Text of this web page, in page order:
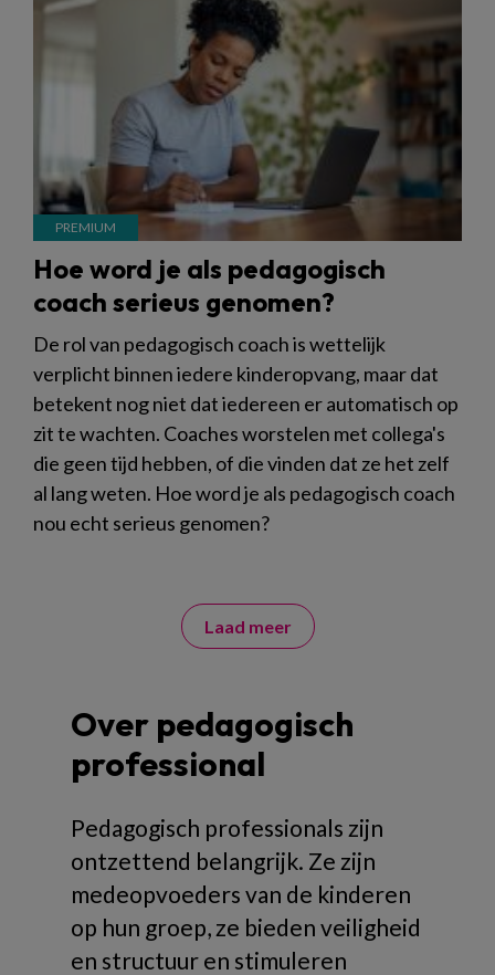
Hoe word je als pedagogisch
coach serieus genomen?
De rol van pedagogisch coach is wettelijk
verplicht binnen iedere kinderopvang, maar dat
betekent nog niet dat iedereen er automatisch op
zit te wachten. Coaches worstelen met collega's
die geen tijd hebben, of die vinden dat ze het zelf
al lang weten. Hoe word je als pedagogisch coach
nou echt serieus genomen?
Laad meer
Over pedagogisch
professional
Pedagogisch professionals zijn
ontzettend belangrijk. Ze zijn
medeopvoeders van de kinderen
op hun groep, ze bieden veiligheid
en structuur en stimuleren